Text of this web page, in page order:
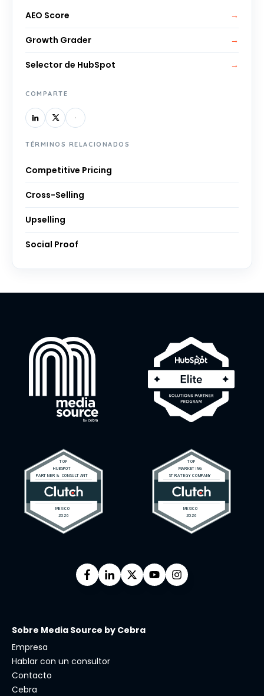
AEO Score →
Growth Grader →
Selector de HubSpot →
COMPARTE
TÉRMINOS RELACIONADOS
Competitive Pricing
Cross-Selling
Upselling
Social Proof
Sobre Media Source by Cebra
Empresa
Hablar con un consultor
Contacto
Cebra